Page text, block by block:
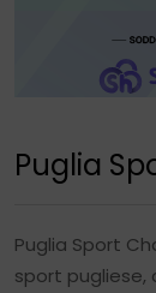
Puglia
Puglia Sport
sport pugliese,